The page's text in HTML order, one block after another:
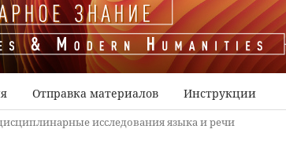
Отправка материалов Инструкции
исследования языка и речи